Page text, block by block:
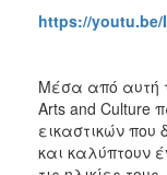
https://youtu.be/
Μέσα από αυτή
Arts and Culture
εικαστικών που
και καλύπτουν